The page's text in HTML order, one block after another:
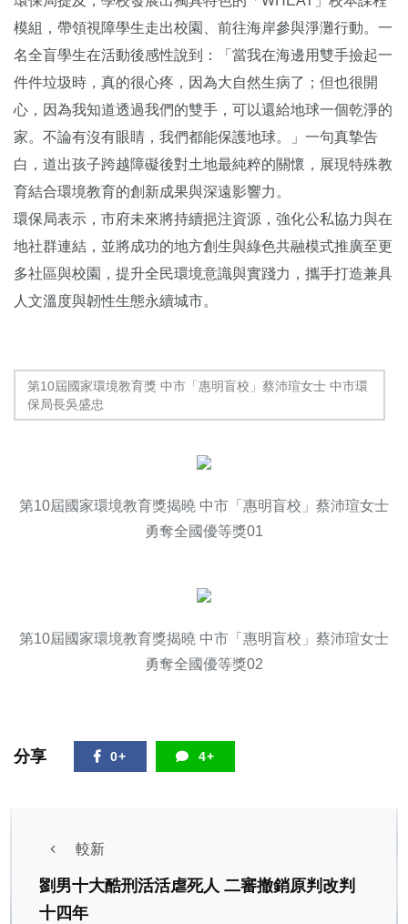
模組，帶領視障學生走出校園、前往海岸參與淨灘行動。一
名全盲學生在活動後感性說到：「當我在海邊用雙手撿起一
件件垃圾時，真的很心疼，因為大自然生病了；但也很開
心，因為我知道透過我們的雙手，可以還給地球一個乾淨的
家。不論有沒有眼睛，我們都能保護地球。」一句真摯告
白，道出孩子跨越障礙後對土地最純粹的關懷，展現特殊教
育結合環境教育的創新成果與深遠影響力。
環保局表示，市府未來將持續挹注資源，強化公私協力與在
地社群連結，並將成功的地方創生與綠色共融模式推廣至更
多社區與校園，提升全民環境意識與實踐力，攜手打造兼具
人文溫度與韌性生態永續城市。
第10屆國家環境教育獎 中市「惠明盲校」蔡沛瑄女士 中市環
保局長吳盛忠
第10屆國家環境教育獎揭曉 中市「惠明盲校」蔡沛瑄女士
勇奪全國優等獎01
第10屆國家環境教育獎揭曉 中市「惠明盲校」蔡沛瑄女士
勇奪全國優等獎02
分享 0+ 4+
較新
劉男十大酷刑活活虐死人 二審撤銷原判改判
十四年